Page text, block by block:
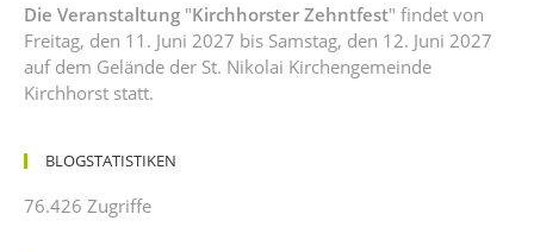
Die Veranstaltung "Kirchhorster Zehntfest" findet von
Freitag, den 11. Juni 2027 bis Samstag, den 12. Juni 2027
auf dem Gelände der St. Nikolai Kirchengemeinde
Kirchhorst statt.
BLOGSTATISTIKEN
76.426 Zugriffe